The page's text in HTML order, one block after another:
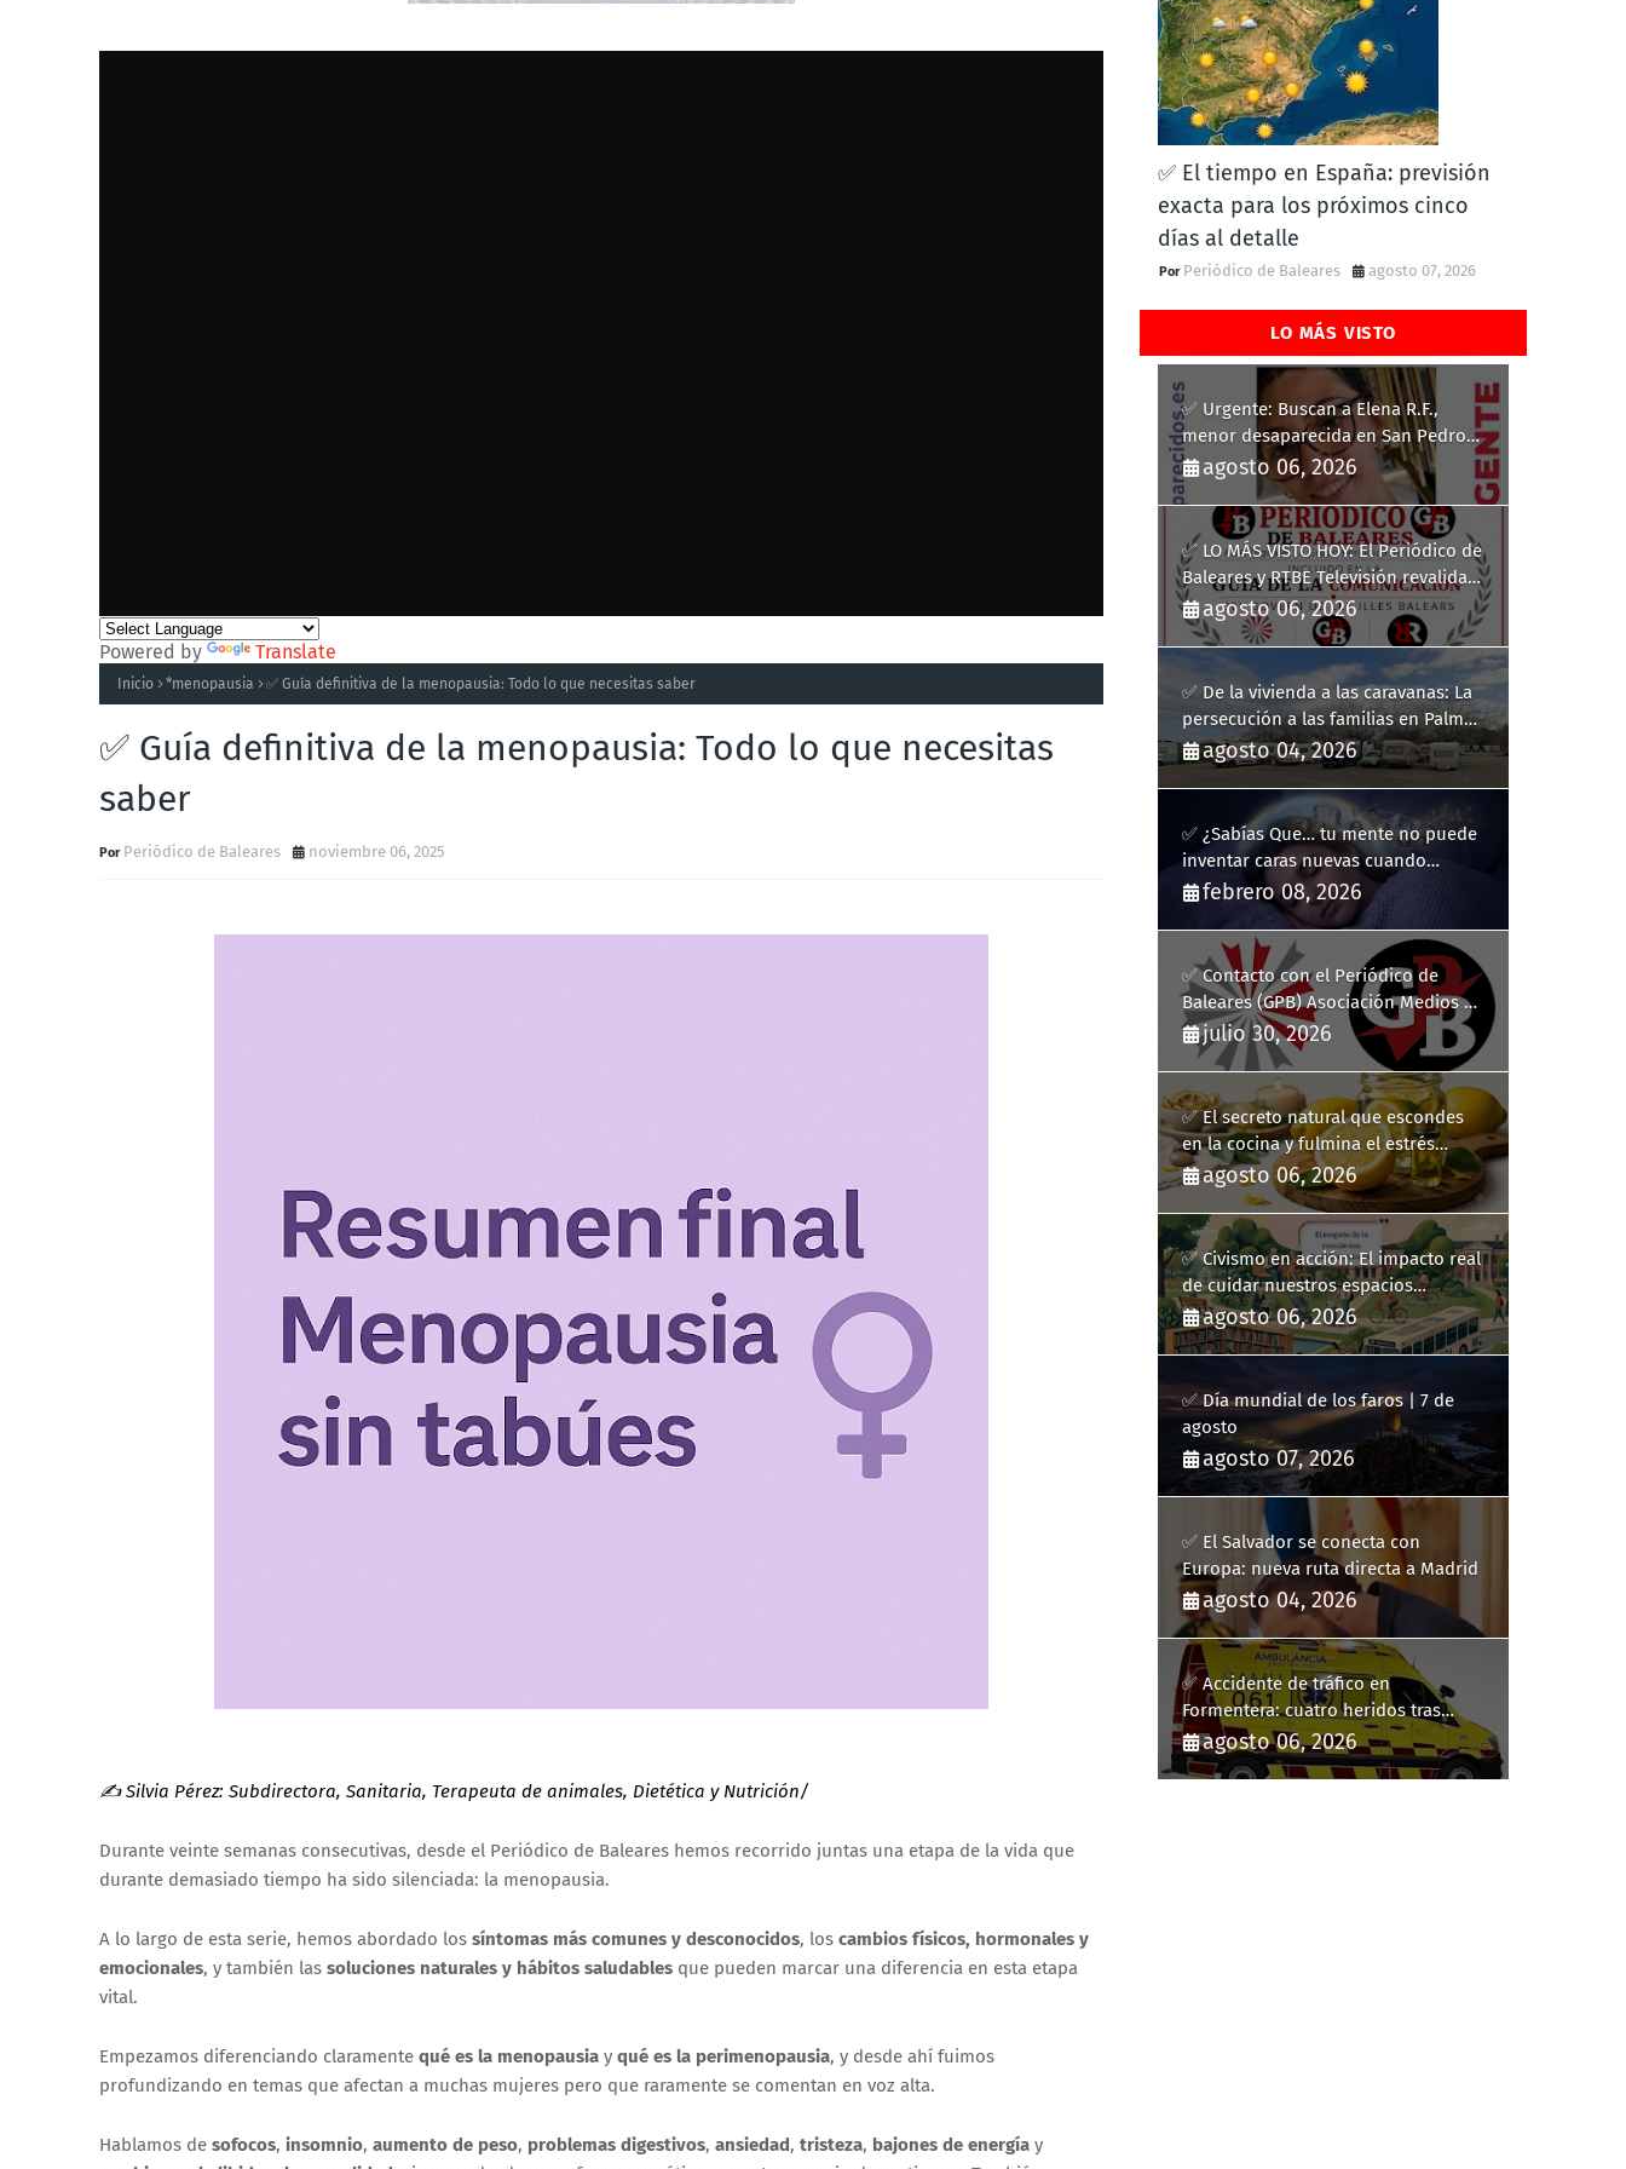
Powered by Translate
Inicio *menopausia ✅ Guía definitiva de la menopausia: Todo lo que necesitas saber
✅ Guía definitiva de la menopausia: Todo lo que necesitas
saber
Periódico de Baleares noviembre 06, 2025
✍️ Silvia Pérez: Subdirectora, Sanitaria, Terapeuta de animales, Dietética y Nutrición/
Durante veinte semanas consecutivas, desde el Periódico de Baleares hemos recorrido juntas una etapa de la vida que
durante demasiado tiempo ha sido silenciada: la menopausia.
A lo largo de esta serie, hemos abordado los síntomas más comunes y desconocidos, los cambios físicos, hormonales y
emocionales, y también las soluciones naturales y hábitos saludables que pueden marcar una diferencia en esta etapa
vital.
Empezamos diferenciando claramente qué es la menopausia y qué es la perimenopausia, y desde ahí fuimos
profundizando en temas que afectan a muchas mujeres pero que raramente se comentan en voz alta.
Hablamos de sofocos, insomnio, aumento de peso, problemas digestivos, ansiedad, tristeza, bajones de energía y
✅ El tiempo en España: previsión
exacta para los próximos cinco
días al detalle
Periódico de Baleares agosto 07, 2026
LO MÁS VISTO
✅ Urgente: Buscan a Elena R.F.,
menor desaparecida en San Pedro
del Pinatar
agosto 06, 2026
✅ LO MÁS VISTO HOY: El Periódico de
Baleares y RTBE Televisión revalidan
más de cinco años en la Guía de la
Comunicación del Govern de les Illes
Balears
agosto 06, 2026
✅ De la vivienda a las caravanas: La
persecución a las familias en Palma
y la complicidad de un fracaso
heredado
agosto 04, 2026
✅ ¿Sabías Que… tu mente no puede
inventar caras nuevas cuando
sueñas?
febrero 08, 2026
✅ Contacto con el Periódico de
Baleares (GPB) Asociación Medios de
Comunicación Digitales
julio 30, 2026
✅ El secreto natural que escondes
en la cocina y fulmina el estrés
diario
agosto 06, 2026
✅ Civismo en acción: El impacto real
de cuidar nuestros espacios
públicos
agosto 06, 2026
✅ Día mundial de los faros | 7 de
agosto
agosto 07, 2026
✅ El Salvador se conecta con
Europa: nueva ruta directa a Madrid
agosto 04, 2026
✅ Accidente de tráfico en
Formentera: cuatro heridos tras
volcar un turismo en la PM-820-2
agosto 06, 2026